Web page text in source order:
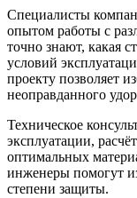
Специалисты
опытом работы с
точно знают, какая
условий
проекту позволяет
неоправданного
Техническое
эксплуатации,
оптимальных
инженеры помогут
степени защиты.